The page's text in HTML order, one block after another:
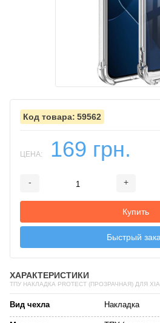
59562
ЦЕНА: 169 грн.
- +
Купить
Быстрый
ХАРАКТЕРИСТИКИ
ТПУ НАКЛАДКА PROTECT (ПРОЗРАЧНАЯ) ДЛЯ
Вид чехла Накладка